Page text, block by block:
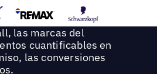
las marcas del
cuantificables en
las conversiones